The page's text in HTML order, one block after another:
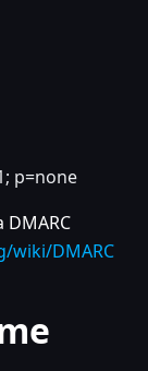
p=none
wiki/DMARC